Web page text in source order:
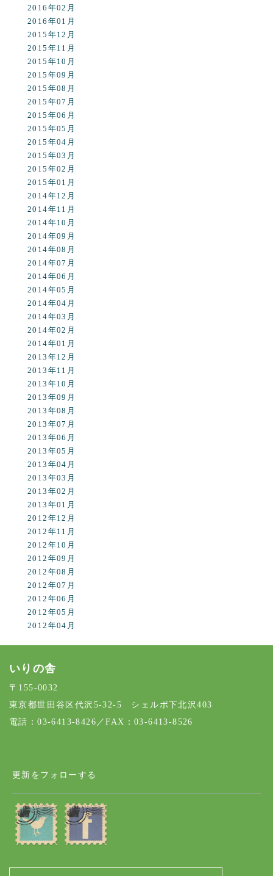
2016年02月
2016年01月
2015年12月
2015年11月
2015年10月
2015年09月
2015年08月
2015年07月
2015年06月
2015年05月
2015年04月
2015年03月
2015年02月
2015年01月
2014年12月
2014年11月
2014年10月
2014年09月
2014年08月
2014年07月
2014年06月
2014年05月
2014年04月
2014年03月
2014年02月
2014年01月
2013年12月
2013年11月
2013年10月
2013年09月
2013年08月
2013年07月
2013年06月
2013年05月
2013年04月
2013年03月
2013年02月
2013年01月
2012年12月
2012年11月
2012年10月
2012年09月
2012年08月
2012年07月
2012年06月
2012年05月
2012年04月
いりの舎
〒155-0032
東京都世田谷区代沢5-32-5 シェルボ下北沢403
電話：03-6413-8426／FAX：03-6413-8526
更新をフォローする